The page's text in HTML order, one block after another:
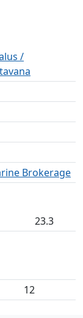
/
Brokerage
23.3
12